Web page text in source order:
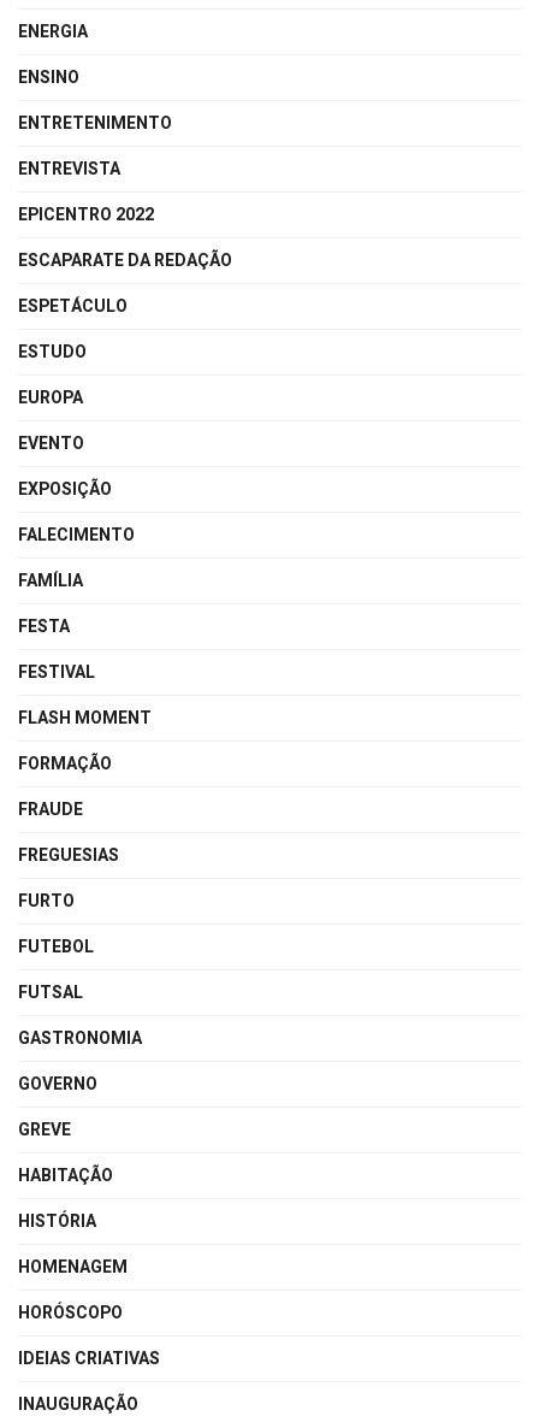
ENERGIA
ENSINO
ENTRETENIMENTO
ENTREVISTA
EPICENTRO 2022
ESCAPARATE DA REDAÇÃO
ESPETÁCULO
ESTUDO
EUROPA
EVENTO
EXPOSIÇÃO
FALECIMENTO
FAMÍLIA
FESTA
FESTIVAL
FLASH MOMENT
FORMAÇÃO
FRAUDE
FREGUESIAS
FURTO
FUTEBOL
FUTSAL
GASTRONOMIA
GOVERNO
GREVE
HABITAÇÃO
HISTÓRIA
HOMENAGEM
HORÓSCOPO
IDEIAS CRIATIVAS
INAUGURAÇÃO